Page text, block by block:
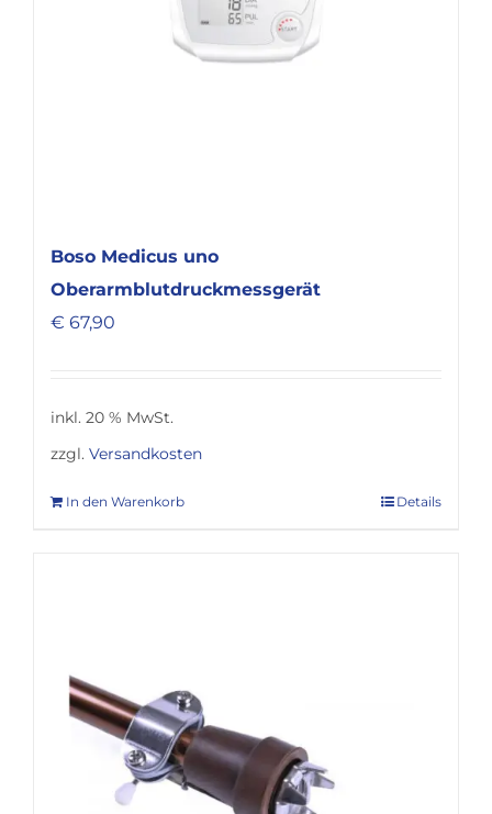
Boso Medicus uno
Oberarmblutdruckmessgerät
€ 67,90
inkl. 20 % MwSt.
zzgl. Versandkosten
In den Warenkorb Details